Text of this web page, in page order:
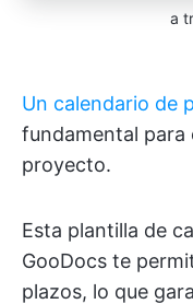
a
Un calendario de
fundamental para
proyecto.
Esta plantilla de
GooDocs te
plazos, lo que